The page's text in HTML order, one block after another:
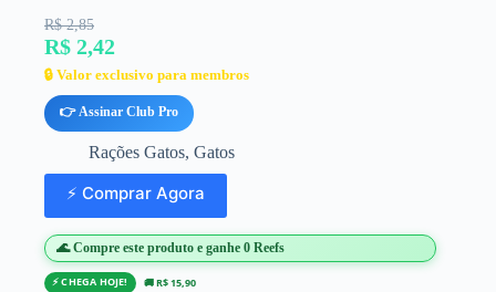
R$ 2,85
R$ 2,42
🔒 Valor exclusivo para membros
👉 Assinar Club Pro
Rações Gatos, Gatos
⚡ Comprar Agora
🌊 Compre este produto e ganhe 0 Reefs
⚡ CHEGA HOJE! 🚚 R$ 15,90